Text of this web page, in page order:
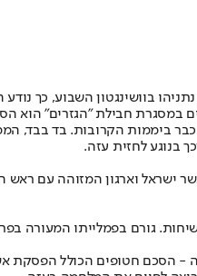
בוושינגטון השבוע, כך נודע
במסגרת חבילת "הגזרים" הוא
ביממות הקרובות. בד בבד,
בנוגע לחזית עזה.
וארגון המזוהה עם ראש
גורם בפמלייתו המעורה
- הסכם חטופים הכולל הפסקת